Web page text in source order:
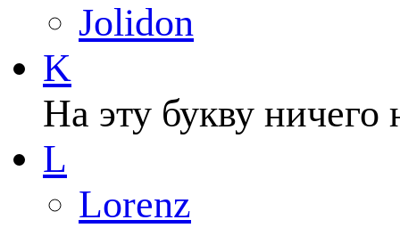
Jolidon
K
На эту букву ничего
L
Lorenz